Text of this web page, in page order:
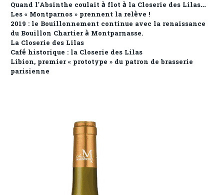
Quand l’Absinthe coulait à flot à la Closerie des Lilas…
Les « Montparnos » prennent la relève !
2019 : le Bouillonnement continue avec la renaissance
du Bouillon Chartier à Montparnasse.
La Closerie des Lilas
Café historique : la Closerie des Lilas
Libion, premier « prototype » du patron de brasserie
parisienne